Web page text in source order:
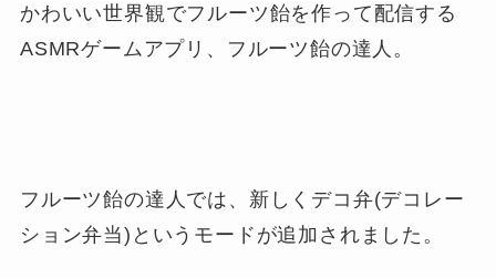
かわいい世界観でフルーツ飴を作って配信する
ASMRゲームアプリ、フルーツ飴の達人。
フルーツ飴の達人では、新しくデコ弁(デコレー
ション弁当)というモードが追加されました。